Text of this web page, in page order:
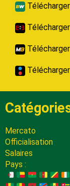
Mercato
Officialisation
Salaires
Pays :